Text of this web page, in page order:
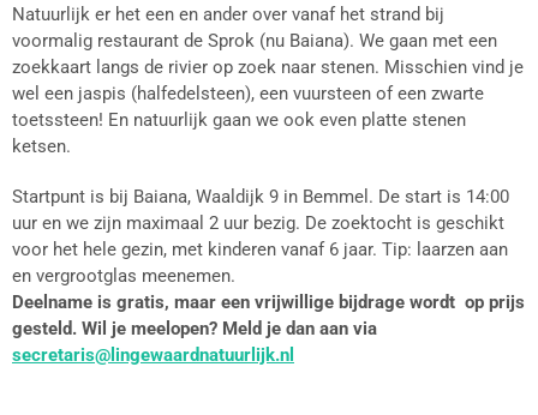
Natuurlijk er het een en ander over vanaf het strand bij
voormalig restaurant de Sprok (nu Baiana). We gaan met een
zoekkaart langs de rivier op zoek naar stenen. Misschien vind je
wel een jaspis (halfedelsteen), een vuursteen of een zwarte
toetssteen! En natuurlijk gaan we ook even platte stenen
ketsen.
Startpunt is bij Baiana, Waaldijk 9 in Bemmel. De start is 14:00
uur en we zijn maximaal 2 uur bezig. De zoektocht is geschikt
voor het hele gezin, met kinderen vanaf 6 jaar. Tip: laarzen aan
en vergrootglas meenemen.
Deelname is gratis, maar een vrijwillige bijdrage wordt op prijs
gesteld. Wil je meelopen? Meld je dan aan via
secretaris@lingewaardnatuurlijk.nl